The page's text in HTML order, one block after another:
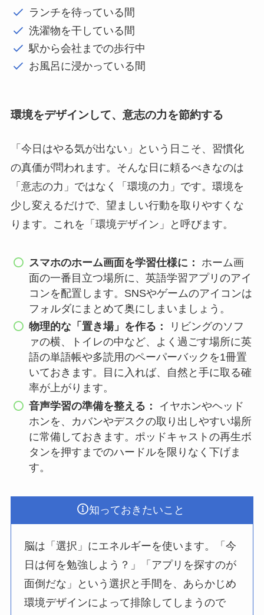
ランチを待っている間
洗濯物を干している間
駅から会社までの歩行中
お風呂に浸かっている間
環境をデザインして、意志の力を節約する
「今日はやる気が出ない」という日こそ、習慣化
の真価が問われます。そんな日に頼るべきなのは
「意志の力」ではなく「環境の力」です。環境を
少し変えるだけで、望ましい行動を取りやすくな
ります。これを「環境デザイン」と呼びます。
スマホのホーム画面を学習仕様に：
ホーム画
面の一番目立つ場所に、英語学習アプリのアイ
コンを配置します。SNSやゲームのアイコンは
フォルダにまとめて奥にしまいましょう。
物理的な「置き場」を作る：
リビングのソフ
ァの横、トイレの中など、よく過ごす場所に英
語の単語帳や多読用のペーパーバックを1冊置
いておきます。目に入れば、自然と手に取る確
率が上がります。
音声学習の準備を整える：
イヤホンやヘッド
ホンを、カバンやデスクの取り出しやすい場所
に常備しておきます。ポッドキャストの再生ボ
タンを押すまでのハードルを限りなく下げま
す。
知っておきたいこと
脳は「選択」にエネルギーを使います。「今
日は何を勉強しよう？」「アプリを探すのが
面倒だな」という選択と手間を、あらかじめ
環境デザインによって排除してしまうので